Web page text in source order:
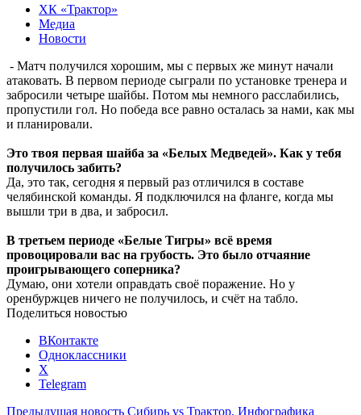
ХК «Трактор»
Медиа
Новости
- Матч получился хорошим, мы с первых же минут начали
атаковать. В первом периоде сыграли по установке тренера и
забросили четыре шайбы. Потом мы немного расслабились,
пропустили гол. Но победа все равно осталась за нами, как мы
и планировали.
Это твоя первая шайба за «Белых Медведей». Как у тебя
получилось забить?
Да, это так, сегодня я первый раз отличился в составе
челябинской команды. Я подключился на фланге, когда мы
вышли три в два, и забросил.
В третьем периоде «Белые Тигры» всё время
провоцировали вас на грубость. Это было отчаяние
проигрывающего соперника?
Думаю, они хотели оправдать своё поражение. Но у
оренбуржцев ничего не получилось, и счёт на табло.
Поделиться новостью
ВКонтакте
Одноклассники
X
Telegram
Предыдущая новость Сибирь vs Трактор. Инфографика